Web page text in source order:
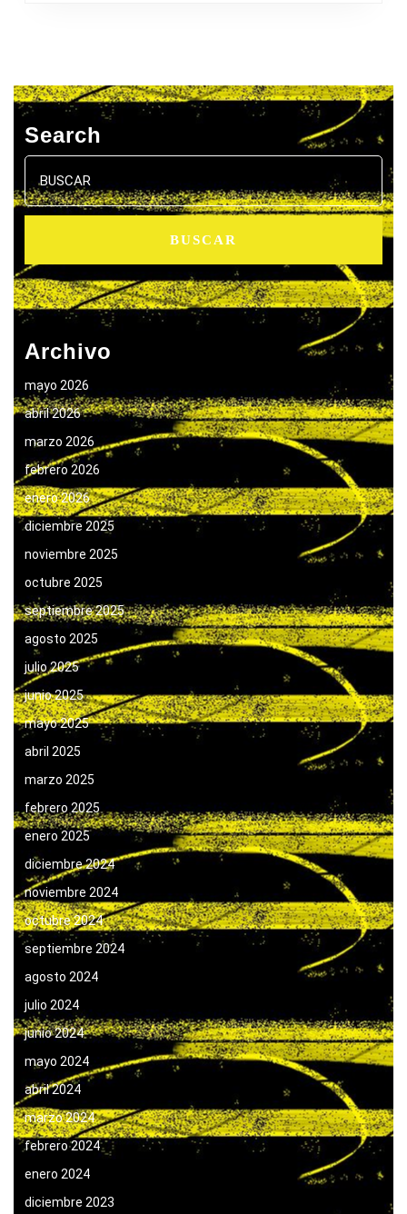
Search
Buscar:
Archivo
mayo 2026
abril 2026
marzo 2026
febrero 2026
enero 2026
diciembre 2025
noviembre 2025
octubre 2025
septiembre 2025
agosto 2025
julio 2025
junio 2025
mayo 2025
abril 2025
marzo 2025
febrero 2025
enero 2025
diciembre 2024
noviembre 2024
octubre 2024
septiembre 2024
agosto 2024
julio 2024
junio 2024
mayo 2024
abril 2024
marzo 2024
febrero 2024
enero 2024
diciembre 2023